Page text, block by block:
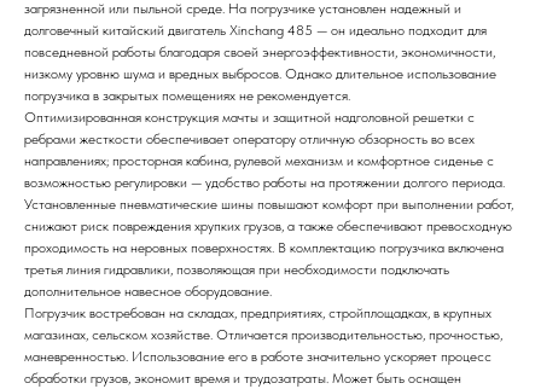
загрязненной или пыльной среде. На погрузчике установлен надежный и
долговечный китайский двигатель Xinchang 485 — он идеально подходит для
повседневной работы благодаря своей энергоэффективности, экономичности,
низкому уровню шума и вредных выбросов. Однако длительное использование
погрузчика в закрытых помещениях не рекомендуется.
Оптимизированная конструкция мачты и защитной надголовной решетки с
ребрами жесткости обеспечивает оператору отличную обзорность во всех
направлениях; просторная кабина, рулевой механизм и комфортное сиденье с
возможностью регулировки — удобство работы на протяжении долгого периода.
Установленные пневматические шины повышают комфорт при выполнении работ,
снижают риск повреждения хрупких грузов, а также обеспечивают превосходную
проходимость на неровных поверхностях. В комплектацию погрузчика включена
третья линия гидравлики, позволяющая при необходимости подключать
дополнительное навесное оборудование.
Погрузчик востребован на складах, предприятиях, стройплощадках, в крупных
магазинах, сельском хозяйстве. Отличается производительностью, прочностью,
маневренностью. Использование его в работе значительно ускоряет процесс
обработки грузов, экономит время и трудозатраты. Может быть оснащен